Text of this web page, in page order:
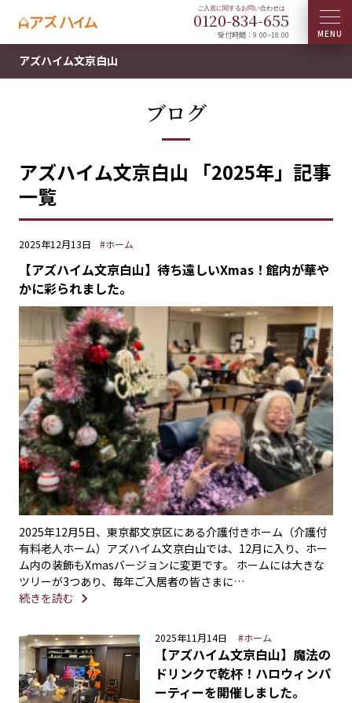
0120-834-655
受付時間：9:00~18:00
アズハイム文京白山
ブログ
アズハイム文京白山 「2025年」記事
一覧
2025年12月13日 #ホーム
【アズハイム文京白山】待ち遠しいXmas！館内が華や
かに彩られました。
2025年12月5日、東京都文京区にある介護付きホーム（介護付
有料老人ホーム）アズハイム文京白山では、12月に入り、ホー
ム内の装飾もXmasバージョンに変更です。 ホームには大きな
ツリーが3つあり、毎年ご入居者の皆さまに…
続きを読む
2025年11月14日 #ホーム
【アズハイム文京白山】魔法の
ドリンクで乾杯！ハロウィンパ
ーティーを開催しました。